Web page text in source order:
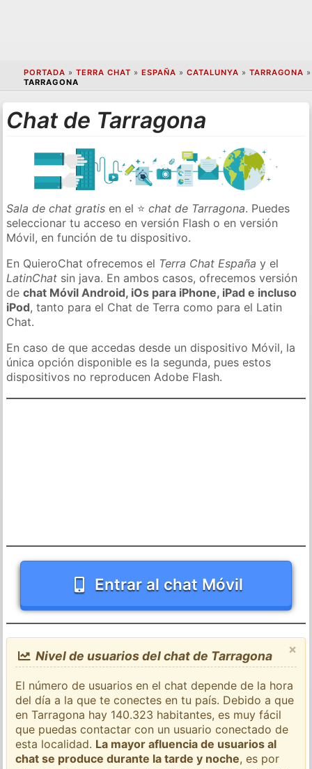
PORTADA » TERRA CHAT » ESPAÑA » CATALUNYA » TARRAGONA »
TARRAGONA
Chat de Tarragona
Sala de chat gratis en el ⭐chat de Tarragona. Puedes
seleccionar tu acceso en versión Flash o en versión
Móvil, en función de tu dispositivo.
En QuieroChat ofrecemos el Terra Chat España y el
LatinChat sin java. En ambos casos, ofrecemos versión
dechat Móvil Android, iOs para iPhone, iPad e incluso
iPod, tanto para el Chat de Terra como para el Latin
Chat.
En caso de que accedas desde un dispositivo Móvil, la
única opción disponible es la segunda, pues estos
dispositivos no reproducen Adobe Flash.
Entrar al chat Móvil
×
Nivel de usuarios del chat de Tarragona
El número de usuarios en el chat depende de la hora
del día a la que te conectes en tu país. Debido a que
en Tarragona hay 140.323 habitantes, es muy fácil
que puedas contactar con un usuario conectado de
esta localidad. La mayor afluencia de usuarios al
chat se produce durante la tarde y noche, es por